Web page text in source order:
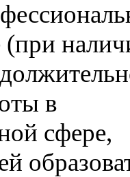
(при
в
сфере,